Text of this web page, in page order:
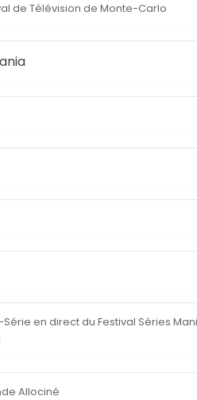
de Télévision de Monte-Carlo
en direct du Festival Séries
Allociné